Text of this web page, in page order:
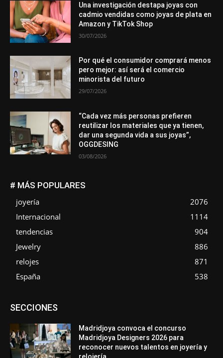
Una investigación destapa joyas con
cadmio vendidas como joyas de plata en
Amazon y TikTok Shop
30/07/2026
Por qué el consumidor comprará menos
pero mejor: así será el comercio
minorista del futuro
29/07/2026
“Cada vez más personas prefieren
reutilizar los materiales que ya tienen,
dar una segunda vida a sus joyas”,
OGGDESING
03/08/2026
# MÁS POPULARES
joyería
2076
Internacional
1114
tendencias
904
Jewelry
886
relojes
871
España
538
SECCIONESAsociaciones
Entrevistas
Mundo Técnico
Novedades Opiniones
Perspectiva
Premios
Secciones Sin categoría
Más
Madridjoya convoca el concurso
Madridjoya Designers 2026 para
reconocer nuevos talentos en joyería y